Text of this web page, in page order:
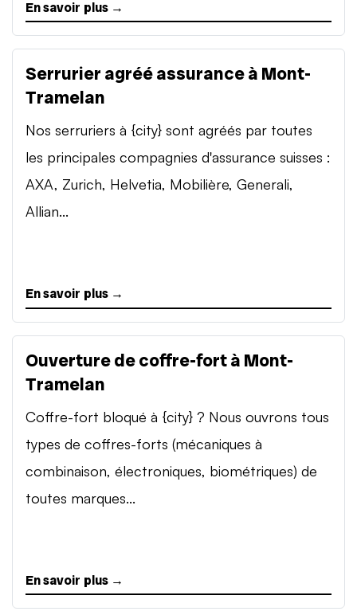
En savoir plus →
Serrurier agréé assurance à Mont-
Tramelan
Nos serruriers à {city} sont agréés par toutes
les principales compagnies d'assurance suisses :
AXA, Zurich, Helvetia, Mobilière, Generali,
Allian...
En savoir plus →
Ouverture de coffre-fort à Mont-
Tramelan
Coffre-fort bloqué à {city} ? Nous ouvrons tous
types de coffres-forts (mécaniques à
combinaison, électroniques, biométriques) de
toutes marques...
En savoir plus →